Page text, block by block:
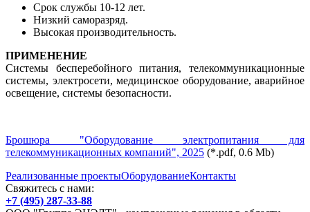
Срок службы 10-12 лет.
Низкий саморазряд.
Высокая производительность.
ПРИМЕНЕНИЕ
Системы бесперебойного питания, телекоммуникационные
системы, электросети, медицинское оборудование, аварийное
освещение, системы безопасности.
Брошюра "Оборудование электропитания для
телекоммуникационных компаний", 2025 (*.pdf, 0.6 Мb)
Реализованные проектыОборудованиеКонтакты
Свяжитесь с нами:
+7 (495) 287-33-88